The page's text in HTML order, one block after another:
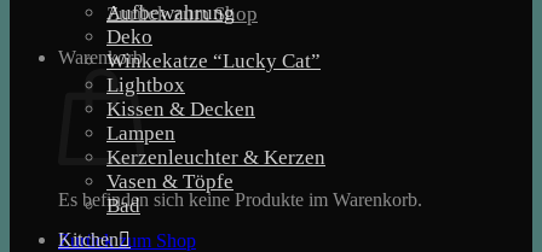
Zurück zum Shop
Warenkorb
Es befinden sich keine Produkte im Warenkorb.
Zurück zum Shop
Aufbewahrung
Deko
Winkekatze “Lucky Cat”
Lightbox
Kissen & Decken
Lampen
Kerzenleuchter & Kerzen
Vasen & Töpfe
Bad
Kitchen